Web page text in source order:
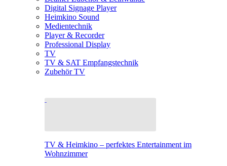
Digital Signage Player
Heimkino Sound
Medientechnik
Player & Recorder
Professional Display
TV
TV & SAT Empfangstechnik
Zubehör TV
TV & Heimkino – perfektes Entertainment im
Wohnzimmer